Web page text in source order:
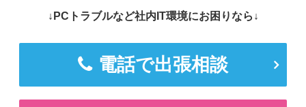
↓PCトラブルなど社内IT環境にお困りなら↓
電話で出張相談